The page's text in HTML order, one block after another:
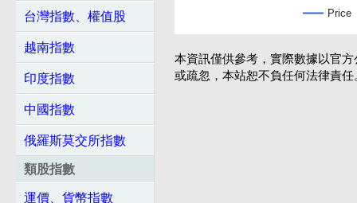
台灣指數、權值股
越南指數
印度指數
中國指數
俄羅斯莫交所指數
類股指數
運價、貨幣指數
Price
本資訊僅供參考，實際數據以官
或疏忽，本站恕不負任何法律責任